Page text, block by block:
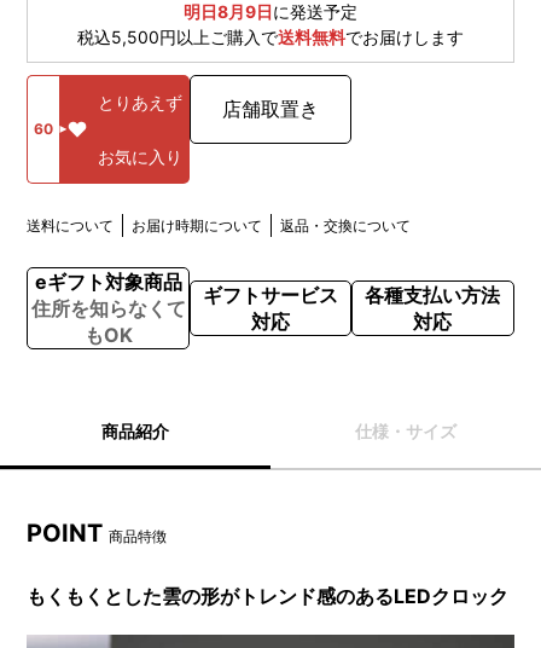
明日8月9日に発送予定
税込5,500円以上ご購入で送料無料でお届けします
60
とりあえず
お気に入り
店舗取置き
送料について お届け時期について 返品・交換について
eギフト対象商品
住所を知らなくて
もOK
ギフトサービス
対応
各種支払い方法
対応
商品紹介 仕様・サイズ
POINT商品特徴
もくもくとした雲の形がトレンド感のあるLEDクロック